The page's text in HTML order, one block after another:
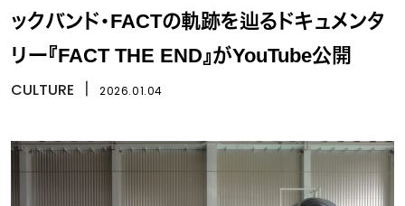
ックバンド・FACTの軌跡を辿るドキュメンタ
リー『FACT THE END』がYouTube公開
CULTURE 2026.01.04